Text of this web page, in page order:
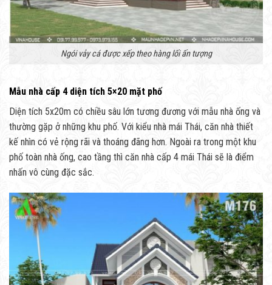
Ngói vảy cá được xếp theo hàng lối ấn tượng
Mẫu nhà cấp 4 diện tích 5×20 mặt phố
Diện tích 5x20m có chiều sâu lớn tương đương với mẫu nhà ống và
thường gặp ở những khu phố. Với kiểu nhà mái Thái, căn nhà thiết
kế nhìn có vẻ rộng rãi và thoáng đãng hơn. Ngoài ra trong một khu
phố toàn nhà ống, cao tầng thì căn nhà cấp 4 mái Thái sẽ là điểm
nhấn vô cùng đặc sắc.